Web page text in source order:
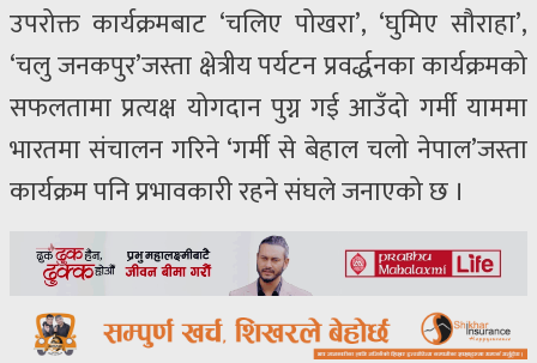
उपरोक्त कार्यक्रमबाट ‘चलिए पोखरा’, ‘घुमिए सौराहा’,
‘चलु जनकपुर’जस्ता क्षेत्रीय पर्यटन प्रवर्द्धनका कार्यक्रमको
सफलतामा प्रत्यक्ष योगदान पुग्न गई आउँदो गर्मी याममा
भारतमा संचालन गरिने ‘गर्मी से बेहाल चलो नेपाल’जस्ता
कार्यक्रम पनि प्रभावकारी रहने संघले जनाएको छ ।